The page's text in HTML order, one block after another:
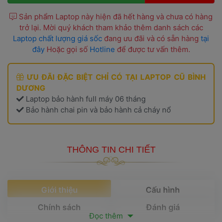
Sản phẩm Laptop này hiện đã hết hàng và chưa có hàng
trở lại. Mời quý khách tham khảo thêm danh sách các
Laptop chất lượng giá sốc đang ưu đãi và có sẵn hàng tại
đây Hoặc gọi số Hotline để được tư vấn thêm.
ƯU ĐÃI ĐẶC BIỆT CHỈ CÓ TẠI LAPTOP CŨ BÌNH
DƯƠNG
Laptop bảo hành full máy 06 tháng
Bảo hành chai pin và bảo hành cả cháy nổ
THÔNG TIN CHI TIẾT
Giới thiệu
Cấu hình
Chính sách
Đánh giá
Đọc thêm